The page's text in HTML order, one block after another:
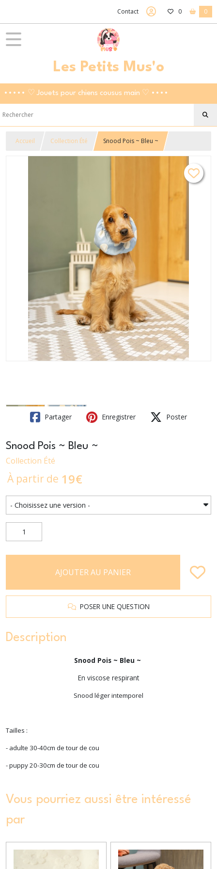
Contact 0 0
Les Petits Mus'o
••••• ♡ Jouets pour chiens cousus main ♡ ••••
Accueil Collection Été Snood Pois ~ Bleu ~
Partager Enregistrer Poster
Snood Pois ~ Bleu ~
Collection Été
À partir de 19€
AJOUTER AU PANIER
POSER UNE QUESTION
Description
Snood Pois ~ Bleu ~
En viscose respirant
Snood léger intemporel
Tailles :
- adulte 30-40cm de tour de cou
- puppy 20-30cm de tour de cou
Vous pourriez aussi être intéressé
par